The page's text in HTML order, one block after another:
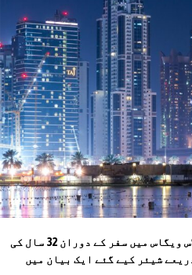
مشہور ہندوستانی ٹریول بلاگر انونے سود، جو دبئی میں مقیم تھے، لاس ویگاس میں سفر کے دوران 32 سال کی
شیئر کیے گئے ایک بیان میں